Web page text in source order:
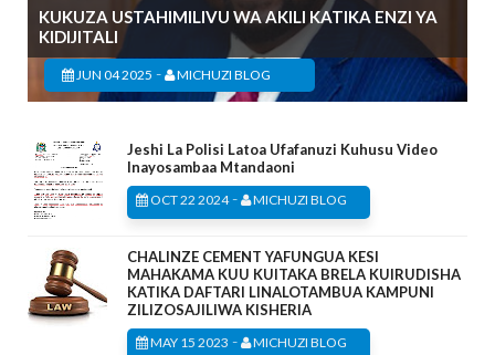
KUKUZA USTAHIMILIVU WA AKILI KATIKA ENZI YA
KIDIJITALI
JUN 04 2025 - MICHUZI BLOG
Jeshi La Polisi Latoa Ufafanuzi Kuhusu Video
Inayosambaa Mtandaoni
OCT 22 2024- MICHUZI BLOG
CHALINZE CEMENT YAFUNGUA KESI
MAHAKAMA KUU KUITAKA BRELA KUIRUDISHA
KATIKA DAFTARI LINALOTAMBUA KAMPUNI
ZILIZOSAJILIWA KISHERIA
MAY 15 2023 - MICHUZI BLOG